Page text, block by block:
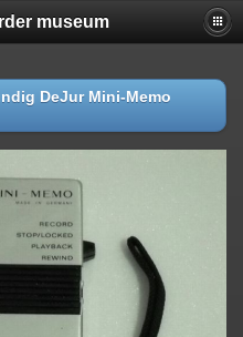
museum
DeJur Mini-Memo